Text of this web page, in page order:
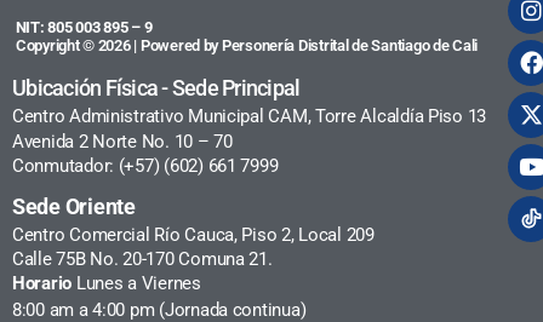
NIT: 805 003 895 – 9
Copyright © 2026 | Powered by Personería Distrital de Santiago de Cali
Ubicación Física - Sede Principal
Centro Administrativo Municipal CAM, Torre Alcaldía Piso 13
Avenida 2 Norte No. 10 – 70
Conmutador: (+57) (602) 661 7999
Sede Oriente
Centro Comercial Río Cauca, Piso 2, Local 209
Calle 75B No. 20-170 Comuna 21.
Horario Lunes a Viernes
8:00 am a 4:00 pm (Jornada continua)